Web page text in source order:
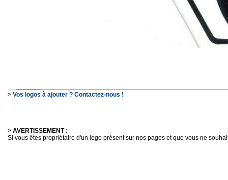
> Vos logos à ajouter ? Contactez-nous !
> AVERTISSEMENT:
Si vous êtes propriétaire d'un logo présent sur nos pages et que vous ne